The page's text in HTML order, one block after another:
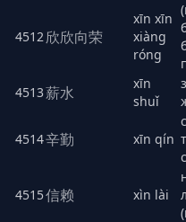
4512欣欣向荣
xīn xīn
xiàng
róng
4513薪水
xīn
shuǐ
4514辛勤 xīn qín
4515信赖 xìn lài